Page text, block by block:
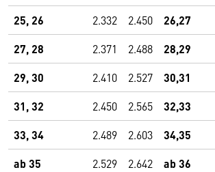
25, 26 2.332 2.450 26,27
27, 28 2.371 2.488 28,29
29, 30 2.410 2.527 30,31
31, 32 2.450 2.565 32,33
33, 34 2.489 2.603 34,35
ab 35 2.529 2.642 ab 36